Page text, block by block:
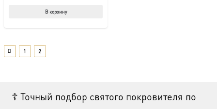
В корзину
1 2
☦ Точный подбор святого покровителя по